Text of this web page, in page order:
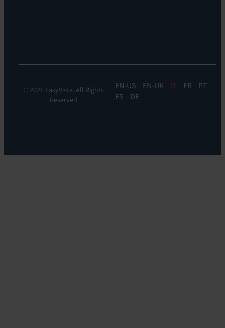
© 2026 EasyVista. All Rights
Reserved
EN EN-UK IT FR
PT
ES
DE